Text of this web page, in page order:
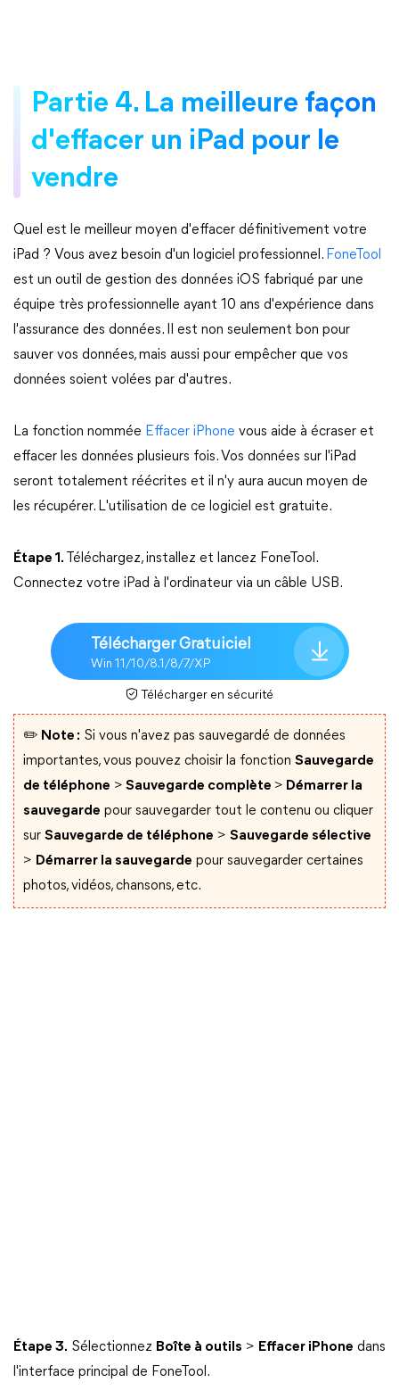
Partie 4. La meilleure façon
d'effacer un iPad pour le
vendre
Quel est le meilleur moyen d'effacer définitivement votre
iPad ? Vous avez besoin d'un logiciel professionnel. FoneTool
est un outil de gestion des données iOS fabriqué par une
équipe très professionnelle ayant 10 ans d'expérience dans
l'assurance des données. Il est non seulement bon pour
sauver vos données, mais aussi pour empêcher que vos
données soient volées par d'autres.
La fonction nommée Effacer iPhone vous aide à écraser et
effacer les données plusieurs fois. Vos données sur l'iPad
seront totalement réécrites et il n'y aura aucun moyen de
les récupérer. L'utilisation de ce logiciel est gratuite.
Étape 1.
Téléchargez, installez et lancez FoneTool.
Connectez votre iPad à l'ordinateur via un câble USB.
Télécharger Gratuiciel
Win 11/10/8.1/8/7/XP
Télécharger en sécurité
✏️ Note : Si vous n'avez pas sauvegardé de données
importantes, vous pouvez choisir la fonction Sauvegarde
de téléphone > Sauvegarde complète > Démarrer la
sauvegarde pour sauvegarder tout le contenu ou cliquer
sur Sauvegarde de téléphone > Sauvegarde sélective
> Démarrer la sauvegarde pour sauvegarder certaines
photos, vidéos, chansons, etc.
Étape 3. Sélectionnez Boîte à outils > Effacer iPhone dans
l'interface principal de FoneTool.